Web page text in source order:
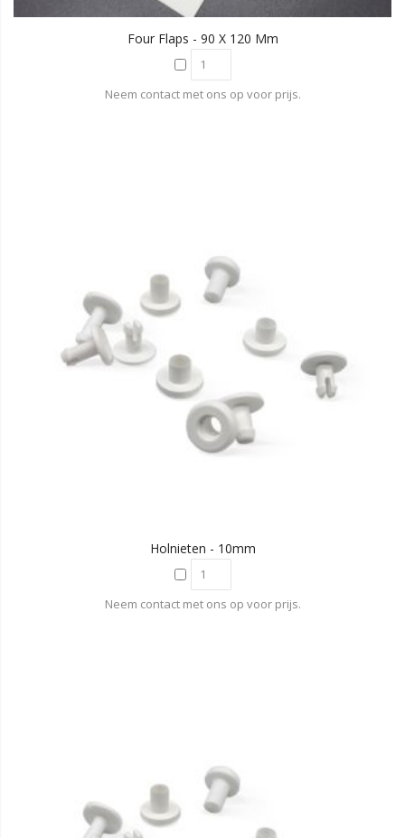
Four Flaps - 90 X 120 Mm
Neem contact met ons op voor prijs.
Holnieten - 10mm
Neem contact met ons op voor prijs.